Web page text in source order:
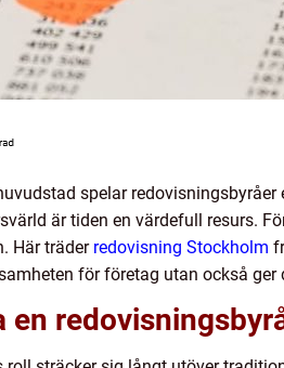
spelar
är tiden en värdefull resurs.
Här träder redovisning Stockholm
för företag utan också
en